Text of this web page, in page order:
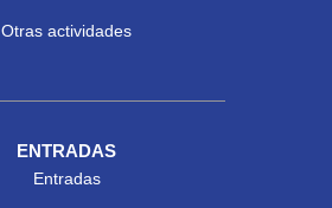
Otras actividades
ENTRADAS
Entradas